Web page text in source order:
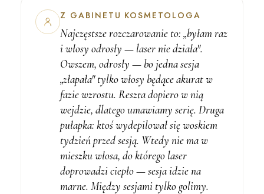
Z GABINETU KOSMETOLOGA
Najczęstsze rozczarowanie to: „byłam raz
i włosy odrosły — laser nie działa".
Owszem, odrosły — bo jedna sesja
„złapała" tylko włosy będące akurat w
fazie wzrostu. Reszta dopiero w nią
wejdzie, dlatego umawiamy serię. Druga
pułapka: ktośwydepilował się woskiem
tydzień przedsesją. Wtedy nie ma w
mieszku włosa, do którego laser
doprowadzi ciepło — sesja idzie na
marne. Między sesjami tylko golimy.